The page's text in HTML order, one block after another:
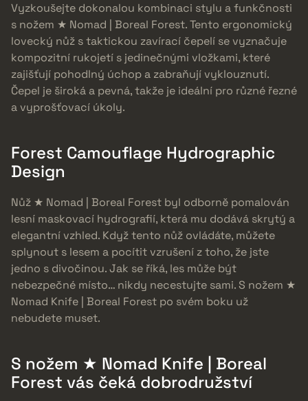
Vyzkoušejte dokonalou kombinaci stylu a funkčnosti
s nožem ★ Nomad | Boreal Forest. Tento ergonomický
lovecký nůž s taktickou zavírací čepelí se vyznačuje
kompozitní rukojetí s jedinečnými vložkami, které
zajišťují pohodlný úchop a zabraňují vyklouznutí.
Čepel je široká a pevná, takže je ideální pro různé řezné
a vyprošťovací úkoly.
Forest Camouflage Hydrographic
Design
Nůž ★ Nomad | Boreal Forest byl odborně pomalován
lesní maskovací hydrografií, která mu dodává skrytý a
elegantní vzhled. Když tento nůž ovládáte, můžete
splynout s lesem a pocítit vzrušení z toho, že jste
jedno s divočinou. Jak se říká, les může být
nebezpečné místo… nikdy necestujte sami. S nožem ★
Nomad Knife | Boreal Forest po svém boku už
nebudete muset.
S nožem ★ Nomad Knife | Boreal
Forest vás čeká dobrodružství